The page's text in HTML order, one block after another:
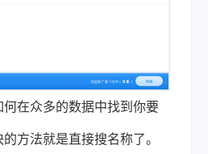
在众多的数据中找到你要
方法就是直接搜名称了。